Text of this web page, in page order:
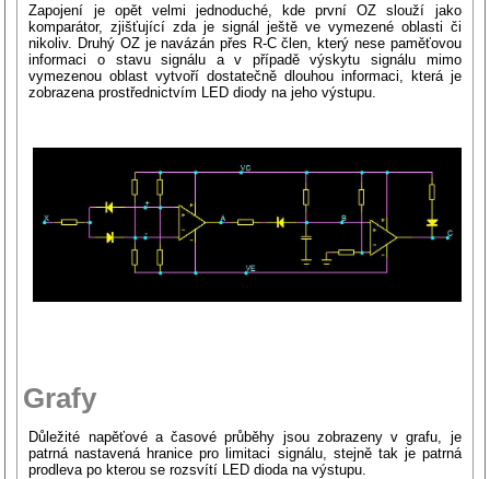
Zapojení je opět velmi jednoduché, kde první OZ slouží jako
komparátor, zjišťující zda je signál ještě ve vymezené oblasti či
nikoliv. Druhý OZ je navázán přes R-C člen, který nese paměťovou
informaci o stavu signálu a v případě výskytu signálu mimo
vymezenou oblast vytvoří dostatečně dlouhou informaci, která je
zobrazena prostřednictvím LED diody na jeho výstupu.
Grafy
Důležité napěťové a časové průběhy jsou zobrazeny v grafu, je
patrná nastavená hranice pro limitaci signálu, stejně tak je patrná
prodleva po kterou se rozsvítí LED dioda na výstupu.